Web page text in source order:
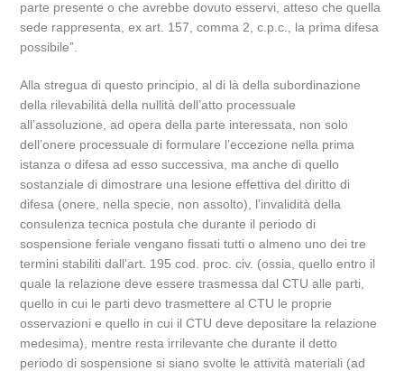
parte presente o che avrebbe dovuto esservi, atteso che quella
sede rappresenta, ex art. 157, comma 2, c.p.c., la prima difesa
possibile”.
Alla stregua di questo principio, al di là della subordinazione
della rilevabilità della nullità dell’atto processuale
all’assoluzione, ad opera della parte interessata, non solo
dell’onere processuale di formulare l’eccezione nella prima
istanza o difesa ad esso successiva, ma anche di quello
sostanziale di dimostrare una lesione effettiva del diritto di
difesa (onere, nella specie, non assolto), l’invalidità della
consulenza tecnica postula che durante il periodo di
sospensione feriale vengano fissati tutti o almeno uno dei tre
termini stabiliti dall’art. 195 cod. proc. civ. (ossia, quello entro il
quale la relazione deve essere trasmessa dal CTU alle parti,
quello in cui le parti devo trasmettere al CTU le proprie
osservazioni e quello in cui il CTU deve depositare la relazione
medesima), mentre resta irrilevante che durante il detto
periodo di sospensione si siano svolte le attività materiali (ad